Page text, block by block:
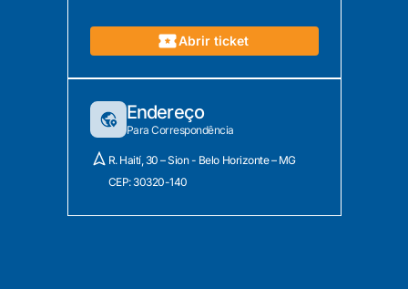
Abrir ticket
Endereço
Para Correspondência
R. Haití, 30 – Sion - Belo Horizonte – MG
CEP: 30320-140